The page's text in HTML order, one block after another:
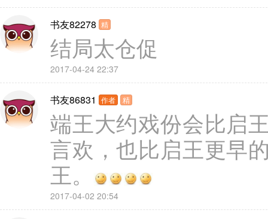
书友82278 精
结局太仓促
2017-04-24 22:37
书友86831 作者 精
端王大约戏份会比启
言欢，也比启王更早
王。
2017-04-02 20:54